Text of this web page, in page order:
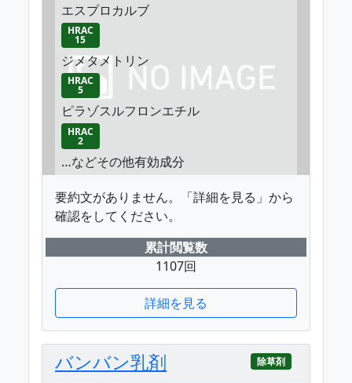
エスプロカルブ
HRAC
15
ジメタメトリン
HRAC
5
ピラゾスルフロンエチル
HRAC
2
…などその他有効成分
要約文がありません。「詳細を見る」から
確認をしてください。
累計閲覧数
1107回
詳細を見る
バンバン乳剤 除草剤